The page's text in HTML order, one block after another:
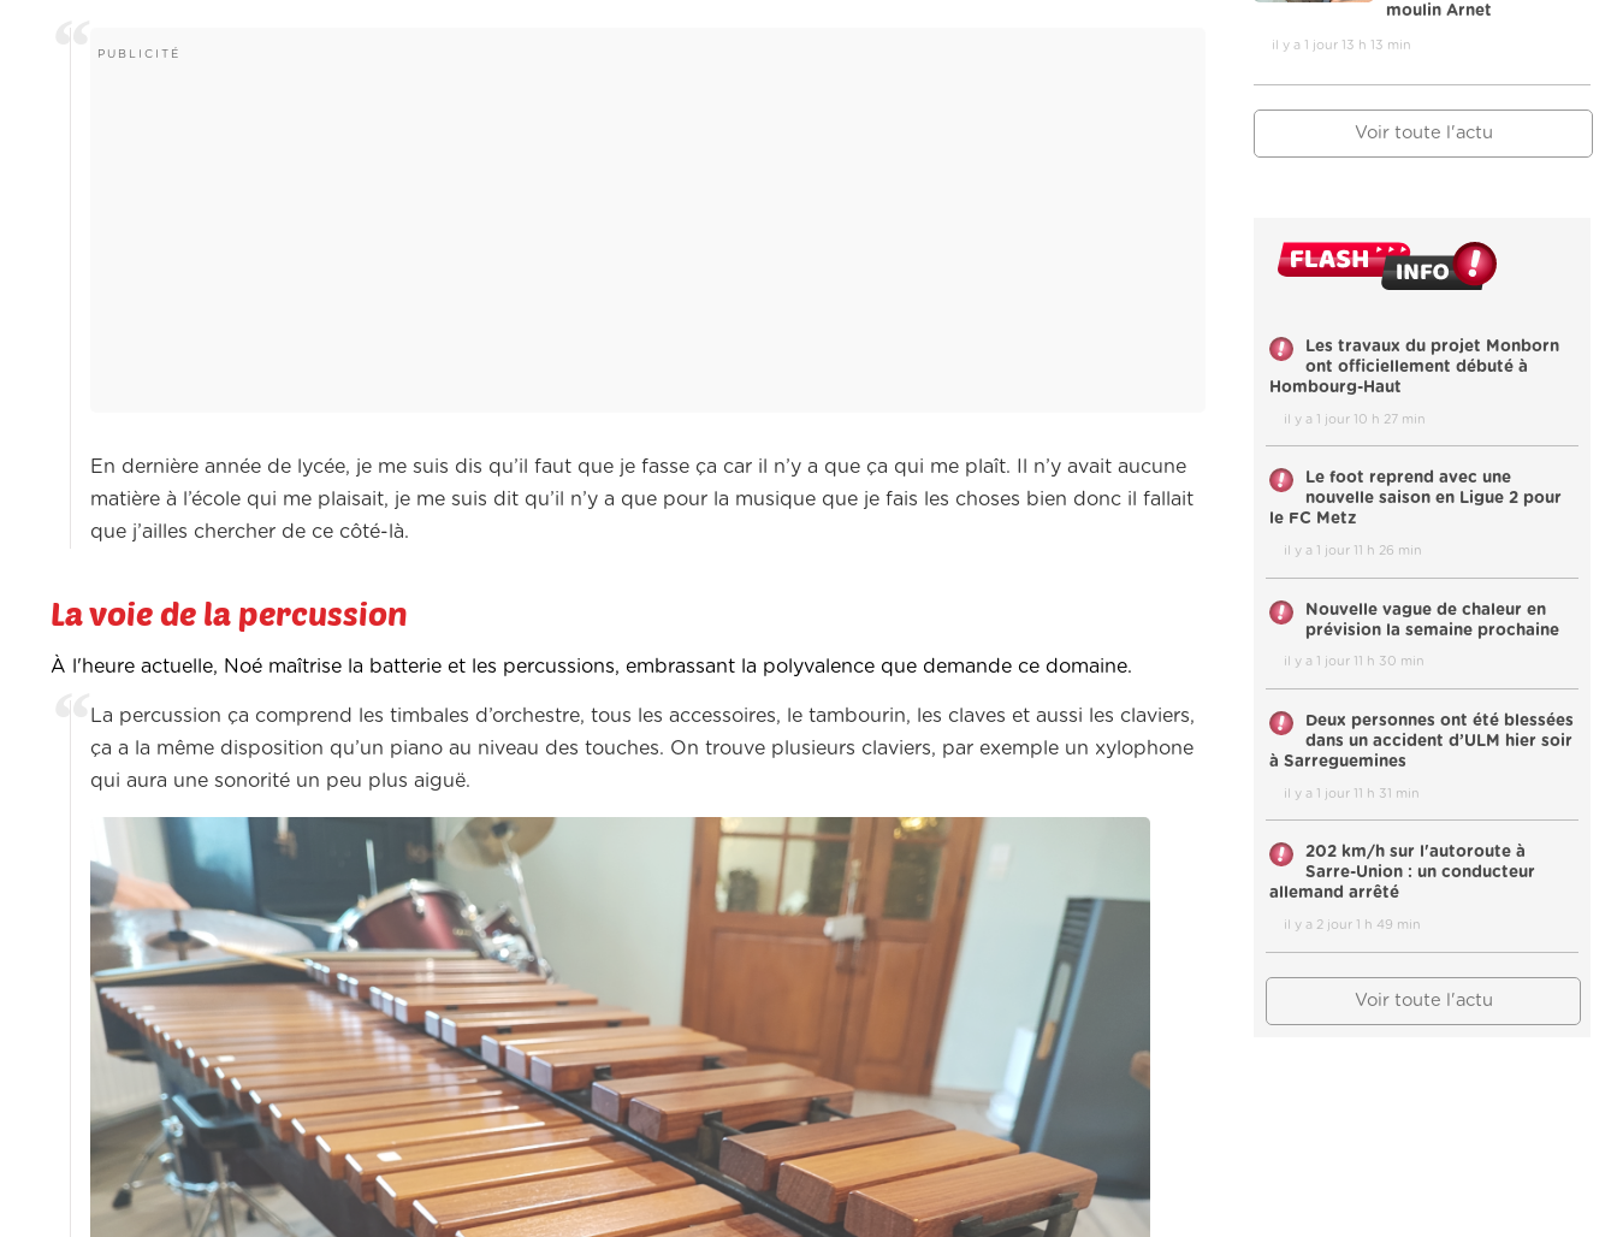
En dernière année de lycée, je me suis dis qu’il faut que je fasse ça car il n’y a que ça qui me plaît. Il n’y avait aucune
matière à l’école qui me plaisait, je me suis dit qu’il n’y a que pour la musique que je fais les choses bien donc il fallait
que j’ailles chercher de ce côté-là.
La voie de la percussion
À l'heure actuelle, Noé maîtrise la batterie et les percussions, embrassant la polyvalence que demande ce domaine.
La percussion ça comprend les timbales d’orchestre, tous les accessoires, le tambourin, les claves et aussi les claviers,
ça a la même disposition qu’un piano au niveau des touches. On trouve plusieurs claviers, par exemple un xylophone
qui aura une sonorité un peu plus aiguë.
moulin Arnet
il y a 1 jour 13 h 13 min
Voir toute l'actu
Les travaux du projet Monborn
ont officiellement débuté à
Hombourg-Haut
il y a 1 jour 10 h 27 min
Le foot reprend avec une
nouvelle saison en Ligue 2 pour
le FC Metz
il y a 1 jour 11 h 26 min
Nouvelle vague de chaleur en
prévision la semaine prochaine
il y a 1 jour 11 h 30 min
Deux personnes ont été blessées
dans un accident d’ULM hier soir
à Sarreguemines
il y a 1 jour 11 h 31 min
202 km/h sur l'autoroute à
Sarre-Union : un conducteur
allemand arrêté
il y a 2 jour 1 h 49 min
Voir toute l'actu